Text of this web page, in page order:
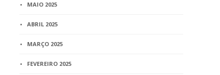
MAIO 2025
ABRIL 2025
MARÇO 2025
FEVEREIRO 2025